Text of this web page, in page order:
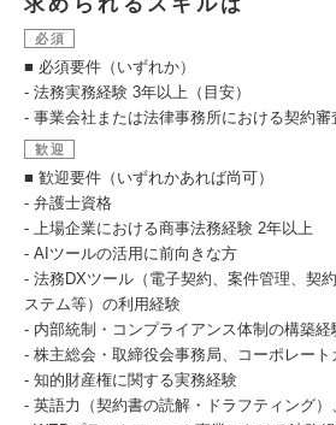
必須
■ 必須要件（いずれか）
- 法務実務経験 3年以上（目安）
- 事業会社または法律事務所における契約
歓迎
■ 歓迎要件（いずれかあれば尚可）
- 弁護士資格
- 上場企業における商事法務経験 2年以上
- AIツールの活用に前向きな方
- 法務DXツール（電子契約、案件管理、契
ステム等）の利用経験
- 内部統制・コンプライアンス体制の構築経
- 株主総会・取締役会事務局、コーポレー
- 知的財産権に関する実務経験
- 英語力（契約書の読解・ドラフティング）